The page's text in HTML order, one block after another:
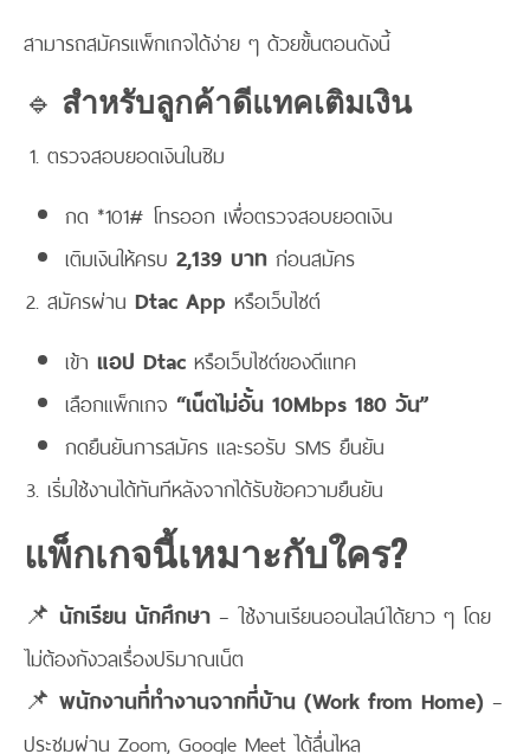
สามารถสมัครแพ็กเกจได้ง่าย ๆ ด้วยขั้นตอนดังนี้
🔹 สำหรับลูกค้าดีแทคเติมเงิน
ตรวจสอบยอดเงินในซิม
กด *101# โทรออก เพื่อตรวจสอบยอดเงิน
เติมเงินให้ครบ 2,139 บาท ก่อนสมัคร
สมัครผ่าน Dtac App หรือเว็บไซต์
เข้า แอป Dtac หรือเว็บไซต์ของดีแทค
เลือกแพ็กเกจ “เน็ตไม่อั้น 10Mbps 180 วัน”
กดยืนยันการสมัคร และรอรับ SMS ยืนยัน
เริ่มใช้งานได้ทันทีหลังจากได้รับข้อความยืนยัน
แพ็กเกจนี้เหมาะกับใคร?
📌 นักเรียน นักศึกษา – ใช้งานเรียนออนไลน์ได้ยาว ๆ โดย
ไม่ต้องกังวลเรื่องปริมาณเน็ต
📌 พนักงานที่ทำงานจากที่บ้าน (Work from Home) –
ประชุมผ่าน Zoom, Google Meet ได้ลื่นไหล